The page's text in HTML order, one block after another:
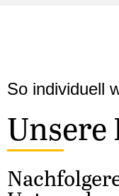
So individuell
Unsere